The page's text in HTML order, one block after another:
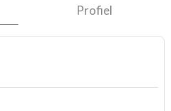
Profiel